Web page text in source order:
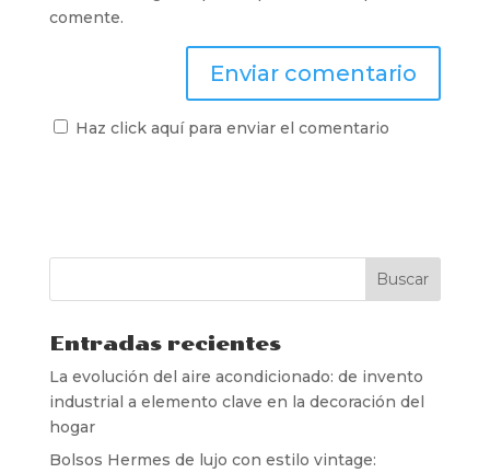
comente.
Haz click aquí para enviar el comentario
Entradas recientes
La evolución del aire acondicionado: de invento
industrial a elemento clave en la decoración del
hogar
Bolsos Hermes de lujo con estilo vintage: